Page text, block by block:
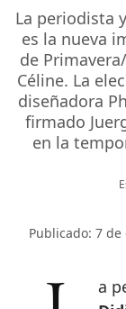
La periodista
es la nueva
de
Céline. La
diseñadora
firmado
en la
Publicado: 7
La